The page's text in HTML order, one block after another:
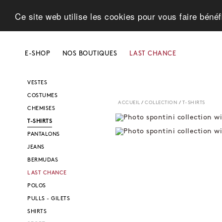
Ce site web utilise les cookies pour vous faire
E-SHOP NOS BOUTIQUES LAST CHANCE
VESTES
COSTUMES
CHEMISES
T-SHIRTS
PANTALONS
JEANS
BERMUDAS
LAST CHANCE
POLOS
PULLS - GILETS
SHIRTS
ACCUEIL /COLLECTION / T-SHIRTS